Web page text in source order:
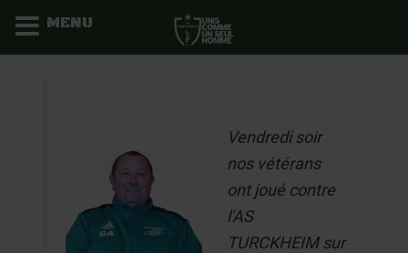
Vendredi soir
nos vétérans
ont joué contre
l'AS
TURCKHEIM sur
MENU